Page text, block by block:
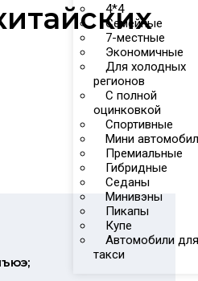
4*4
Семейные
7-местные
Экономичные
Для холодных
регионов
С полной
оцинковкой
Спортивные
Мини
Премиальные
Гибридные
Седаны
Минивэны
Пикапы
Купе
Автомобили
такси